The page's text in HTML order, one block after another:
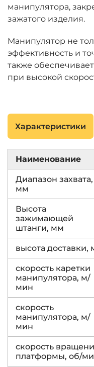
манипулятора,
зажатого изделия.
Манипулятор не
эффективность и
также
при высокой
Характеристики
Наименование
Диапазон захвата,
мм
Высота
зажимающей
штанги, мм
высота доставки,
скорость каретки
манипулятора, м/
мин
скорость
манипулятора, м/
мин
скорость
платформы, об/